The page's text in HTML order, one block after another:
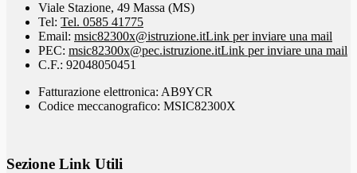
Viale Stazione, 49 Massa (MS)
Tel: Tel. 0585 41775
Email: msic82300x@istruzione.itLink per inviare una mail
PEC: msic82300x@pec.istruzione.itLink per inviare una mail
C.F.: 92048050451
Fatturazione elettronica: AB9YCR
Codice meccanografico: MSIC82300X
Sezione Link Utili